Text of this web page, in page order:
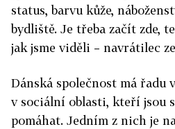
status, barvu kůže,
bydliště. Je třeba začít zde,
jak jsme viděli – navrátilec
Dánská společnost má řadu
v sociální oblasti, kteří jsou
pomáhat. Jedním z nich je